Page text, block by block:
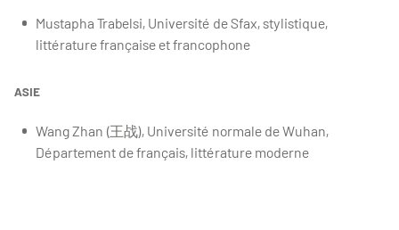
Mustapha Trabelsi, Université de Sfax, stylistique,
littérature française et francophone
ASIE
Wang Zhan (王战), Université normale de Wuhan,
Département de français, littérature moderne